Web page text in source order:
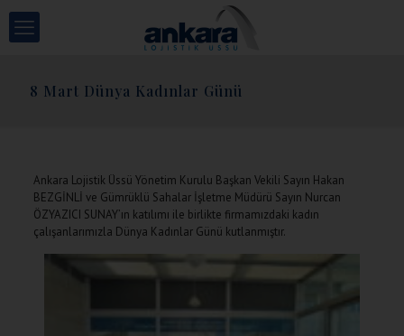
8 Mart Dünya Kadınlar Günü
Ankara Lojistik Üssü Yönetim Kurulu Başkan Vekili Sayın Hakan
BEZGİNLİ ve Gümrüklü Sahalar İşletme Müdürü Sayın Nurcan
ÖZYAZICI SUNAY’ın katılımı ile birlikte firmamızdaki kadın
çalışanlarımızla Dünya Kadınlar Günü kutlanmıştır.